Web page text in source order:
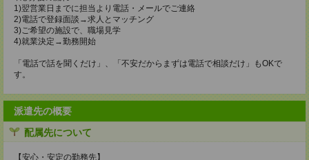
1)翌営業日までに担当より電話・メールでご連絡
2)電話で登録面談→求人とマッチング
3)ご希望の施設で、職場見学
4)就業決定→勤務開始
「電話で話を聞くだけ」、「不安だからまずは電話で相談だけ」もOKで
す。
派遣先の概要
配属先について
【安心・安定の勤務先】